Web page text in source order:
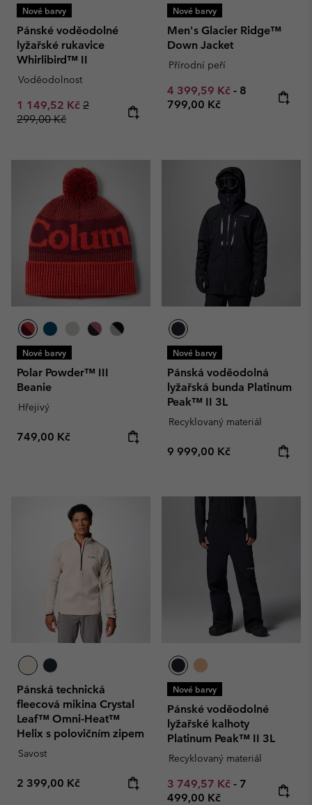
Nové barvy
Pánské voděodolné
lyžařské rukavice
Whirlibird™ II
Voděodolnost
Sale price:
1 149,52 Kč Regular price:
2
299,00 Kč
Nové barvy
Men's Glacier Ridge™
Down Jacket
Přírodní peří
Minimum sale price:
4 399,59 Kč - Maximum
8
799,00 Kč
Nové barvy
Polar Powder™ III
Beanie
Hřejivý
Regular price:
749,00 Kč
Nové barvy
Pánská voděodolná
lyžařská bunda Platinum
Peak™ II 3L
Recyklovaný materiál
Regular price:
9 999,00 Kč
Pánská technická
fleecová mikina Crystal
Leaf™ Omni-Heat™
Helix s polovičním zipem
Savost
Regular price:
2 399,00 Kč
Nové barvy
Pánské voděodolné
lyžařské kalhoty
Platinum Peak™ II 3L
Recyklovaný materiál
Minimum sale price:
3 749,57 Kč - Maximum
7
499,00 Kč